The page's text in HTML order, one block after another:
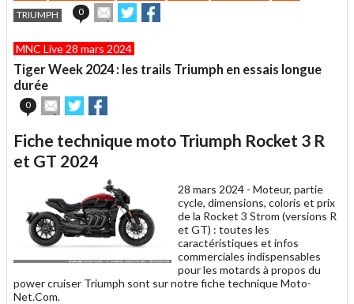
TRIUMPH
0
Envoyer
cet
à
un
ami
Partager
sur sur
MNC Live 28 mars 2024
Tiger Week 2024 : les trails Triumph en essais longue
durée
0
Envoyer
cet
à
un
ami
Partager
sur sur
Fiche technique moto Triumph Rocket 3 R
et GT 2024
28 mars 2024 - Moteur, partie
cycle, dimensions, coloris et prix
de la Rocket 3 Strom (versions R
et GT) : toutes les
caractéristiques et infos
commerciales indispensables
pour les motards à propos du
power cruiser Triumph sont sur notre fiche technique Moto-
Net.Com.